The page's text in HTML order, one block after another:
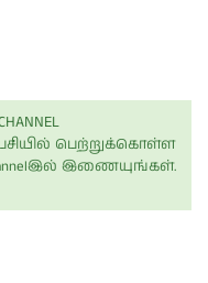
பெற்றுக்கொள்ள
இணையுங்கள்.